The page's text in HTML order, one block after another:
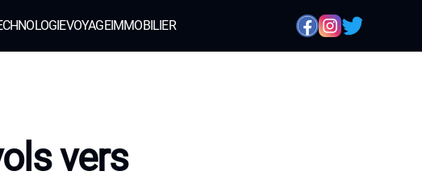
VOYAGEIMMOBILIER
vers